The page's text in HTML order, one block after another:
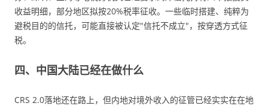
收益明细，部分地区拟按20%税率征收。一些临时搭建、纯粹为
避税目的的信托，可能直接被认定"信托不成立"，按穿透方式征
税。
四、中国大陆已经在做什么
CRS 2.0落地还在路上，但内地对境外收入的征管已经实实在在地